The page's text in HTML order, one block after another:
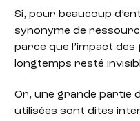
Si, pour beaucoup
synonyme de
parce que l’impact des
longtemps resté
Or, une grande partie
utilisées sont dites